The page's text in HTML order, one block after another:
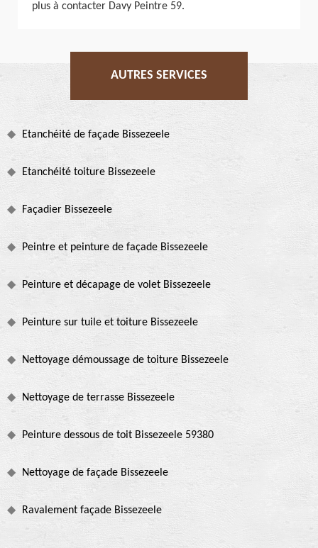
plus à contacter Davy Peintre 59.
AUTRES SERVICES
Etanchéité de façade Bissezeele
Etanchéité toiture Bissezeele
Façadier Bissezeele
Peintre et peinture de façade Bissezeele
Peinture et décapage de volet Bissezeele
Peinture sur tuile et toiture Bissezeele
Nettoyage démoussage de toiture Bissezeele
Nettoyage de terrasse Bissezeele
Peinture dessous de toit Bissezeele 59380
Nettoyage de façade Bissezeele
Ravalement façade Bissezeele